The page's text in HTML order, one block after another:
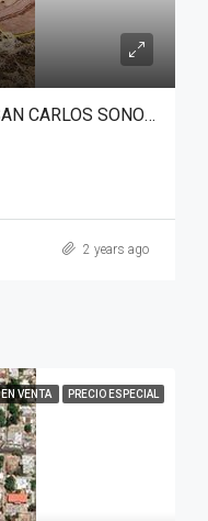
LOTES EN VENTA EN XUREA SAN CARLOS SONORA
2 years ago
EN VENTA PRECIO ESPECIAL